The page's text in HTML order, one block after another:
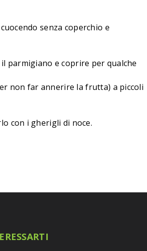
senza coperchio e
parmigiano e coprire per qualche
non far annerire la frutta) a piccoli
con i gherigli di noce.